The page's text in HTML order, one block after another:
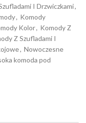
I Drzwiczkami,
, Komody
Kolor, Komody Z
Z Szufladami I
, Nowoczesne
komoda pod